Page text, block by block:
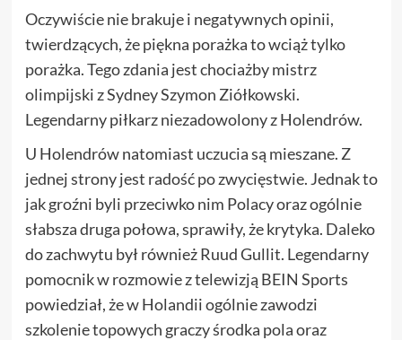
Oczywiście nie brakuje i negatywnych opinii,
twierdzących, że piękna porażka to wciąż tylko
porażka. Tego zdania jest chociażby mistrz
olimpijski z Sydney Szymon Ziółkowski.
Legendarny piłkarz niezadowolony z Holendrów.
U Holendrów natomiast uczucia są mieszane. Z
jednej strony jest radość po zwycięstwie. Jednak to
jak groźni byli przeciwko nim Polacy oraz ogólnie
słabsza druga połowa, sprawiły, że krytyka. Daleko
do zachwytu był również Ruud Gullit. Legendarny
pomocnik w rozmowie z telewizją BEIN Sports
powiedział, że w Holandii ogólnie zawodzi
szkolenie topowych graczy środka pola oraz